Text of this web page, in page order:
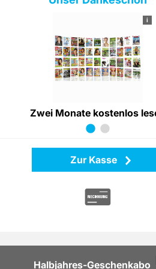
i
Zwei Monate kostenlos
Zur Kasse
Halbjahres-Geschenkabo